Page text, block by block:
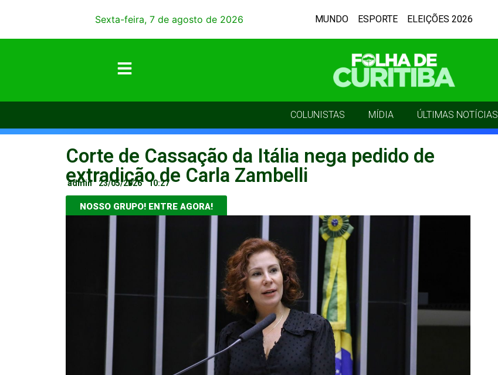
Sexta-feira, 7 de agosto de 2026 MUNDO ESPORTE ELEIÇÕES 2026
COLUNISTAS MÍDIA ÚLTIMAS NOTÍCIAS
Corte de Cassação da Itália nega pedido de
extradição de Carla Zambelli
admin 23/05/2026 10:27
NOSSO GRUPO! ENTRE AGORA!